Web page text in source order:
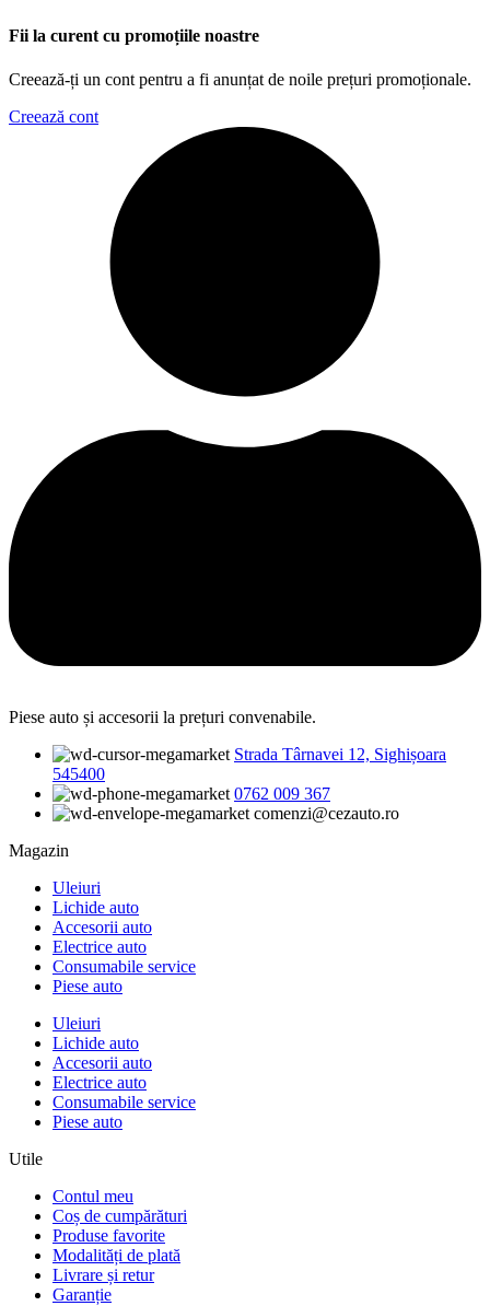
Fii la curent cu promoțiile noastre
Creează-ți un cont pentru a fi anunțat de noile prețuri promoționale.
Creează cont
Piese auto și accesorii la prețuri convenabile.
Strada Târnavei 12, Sighișoara
545400
0762 009 367
comenzi@cezauto.ro
Magazin
Uleiuri
Lichide auto
Accesorii auto
Electrice auto
Consumabile service
Piese auto
Uleiuri
Lichide auto
Accesorii auto
Electrice auto
Consumabile service
Piese auto
Utile
Contul meu
Coș de cumpărături
Produse favorite
Modalități de plată
Livrare și retur
Garanție